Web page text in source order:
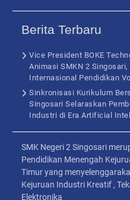
Berita Terbaru
Vice President BOKE
Animasi SMKN 2
Internasional Pendidikan
Sinkronisasi Kurikulum
Singosari Selaraskan
Industri di Era Artificial
SMK Negeri 2 Singosari
Pendidikan Menengah
Timur yang
Kejuruan Industri Kreatif ,
Elektronika